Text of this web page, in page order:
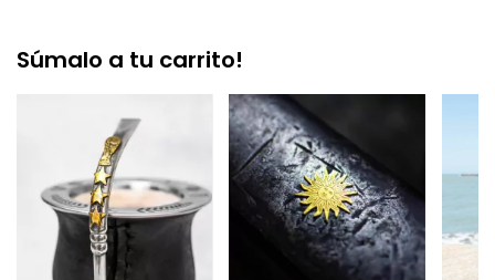
Súmalo a tu carrito!